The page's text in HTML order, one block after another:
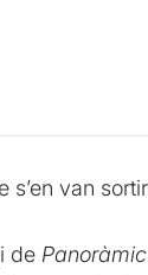
s’en van
de Panoràmic